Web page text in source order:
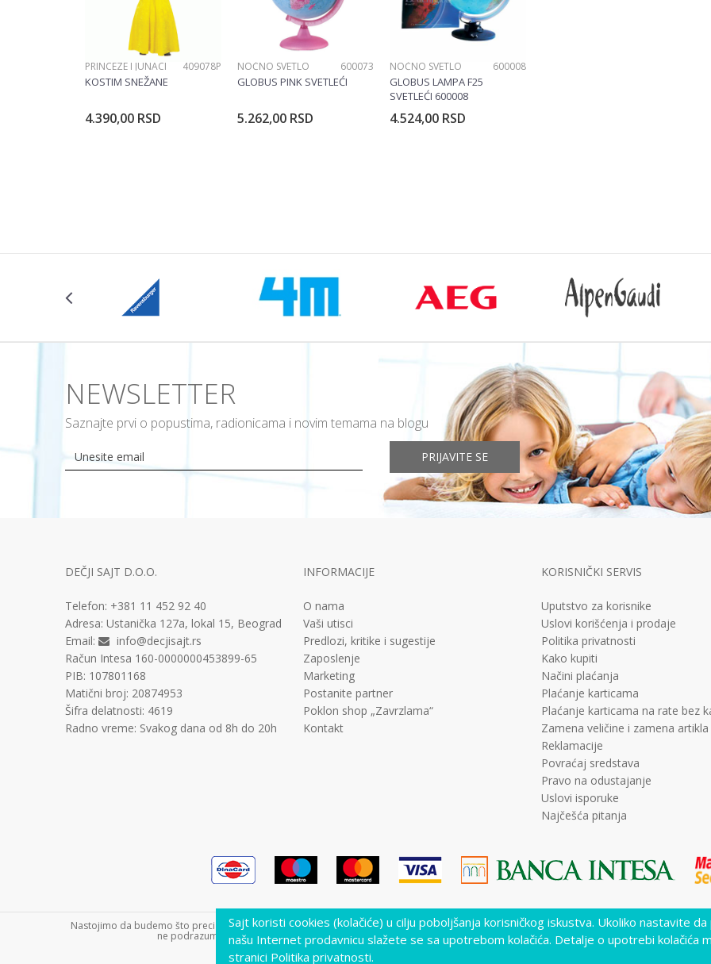
POŠALJI
PRINCEZE I JUNACI 409078P
KOSTIM SNEŽANE
4.390,00 RSD
NOĆNO SVETLO 600073
GLOBUS PINK SVETLEĆI
5.262,00 RSD
NOĆNO SVETLO 600008
GLOBUS LAMPA F25
SVETLEĆI 600008
4.524,00 RSD
NEWSLETTER
Saznajte prvi o popustima, radionicama i novim temama na blogu
PRIJAVITE SE
DEČJI SAJT D.O.O.
Telefon: +381 11 452 92 40
Adresa: Ustanička 127a, lokal 15, Beograd
Email:
info@decjisajt.rs
Račun Intesa 160-0000000453899-65
PIB: 107801168
Matični broj: 20874953
Šifra delatnosti: 4619
Radno vreme: Svakog dana od 8h do 20h
INFORMACIJE
O nama
Vaši utisci
Predlozi, kritike i sugestije
Zaposlenje
Marketing
Postanite partner
Poklon shop „Zavrzlama“
Kontakt
KORISNIČKI SERVIS
Uputstvo za korisnike
Uslovi korišćenja i prodaje
Politika privatnosti
Kako kupiti
Načini plaćanja
Plaćanje karticama
Plaćanje karticama na rate bez
Zamena veličine i zamena
Reklamacije
Povraćaj sredstava
Pravo na odustajanje
Uslovi isporuke
Najčešća pitanja
Nastojimo da budemo što precizniji u opisu proizvoda, prikazu slika i samih cena, ali ne možemo garantovati da su sve informacije
ne podrazumeva da su dostupni u svakom trenutku. Raspoloživost robe možete proveriti pozivom Call Centra na +381 11
Sajt koristi cookies (kolačiće) u cilju poboljšanja korisničkog iskustva. Ukoliko nastavite
našu Internet prodavnicu slažete se sa upotrebom kolačića. Detalje o upotrebi kolačića
stranici Politika privatnosti.